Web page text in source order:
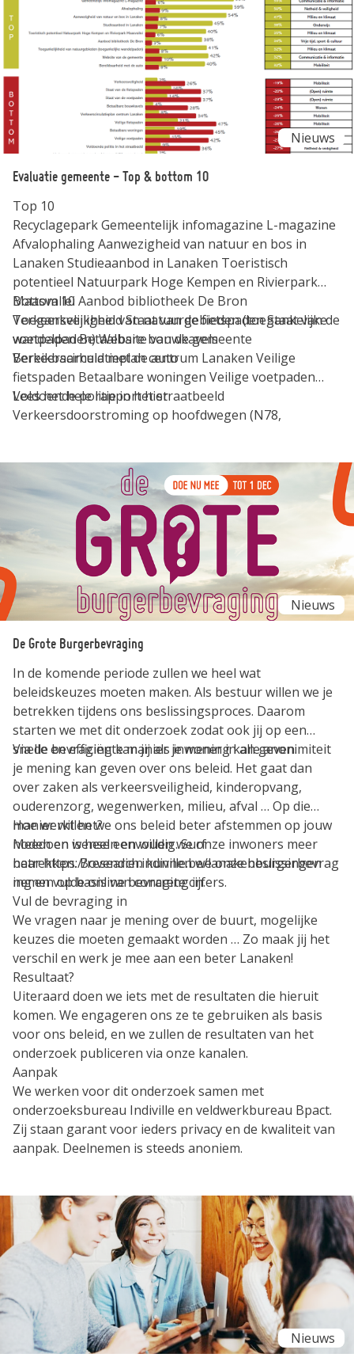
bij de toekomst van onze gemeente. Veel plezier met je
geschenkkaart!
Nieuws
Evaluatie gemeente - Top & bottom 10
Top 10
Recyclagepark Gemeentelijk infomagazine L-magazine
Afvalophaling Aanwezigheid van natuur en bos in
Lanaken Studieaanbod in Lanaken Toeristisch
potentieel Natuurpark Hoge Kempen en Rivierpark
Maasvallei Aanbod bibliotheek De Bron
Toegankelijkheid van natuurgebieden (toegankelijke
wandelpaden) Website van de gemeente
Bereikbaarheid met de auto
Bottom 10
Verkeersveiligheid Staat van de fietspaden Staat van de
voetpaden Betaalbare bouwkavels
Verkeerscirculatieplan centrum Lanaken Veilige
fietspaden Betaalbare woningen Veilige voetpaden
Voldoende politie in het straatbeeld
Verkeersdoorstroming op hoofdwegen (N78,
Lees het hele rapport hier
Nieuws
De Grote Burgerbevraging
In de komende periode zullen we heel wat
beleidskeuzes moeten maken. Als bestuur willen we je
betrekken tijdens ons beslissingsproces. Daarom
starten we met dit onderzoek zodat ook jij op een
snelle en efficiënte manier je mening kan geven.
Via de bevraging kan jij als inwoner in alle anonimiteit
je mening kan geven over ons beleid. Het gaat dan
over zaken als verkeersveiligheid, kinderopvang,
ouderenzorg, wegenwerken, milieu, afval … Op die
manier willen we ons beleid beter afstemmen op jouw
noden en wensen en willen we onze inwoners meer
betrekken. Bovendien kunnen we onze beslissingen
nemen op basis van concrete cijfers.
Hoe werkt het?
Meedoen is heel eenvoudig. Surf
naar https://research.indiville.be/lanakenburgerbevrag
ing en vulde online bevraging in.
Vul de bevraging in
We vragen naar je mening over de buurt, mogelijke
keuzes die moeten gemaakt worden … Zo maak jij het
verschil en werk je mee aan een beter Lanaken!
Resultaat?
Uiteraard doen we iets met de resultaten die hieruit
komen. We engageren ons ze te gebruiken als basis
voor ons beleid, en we zullen de resultaten van het
onderzoek publiceren via onze kanalen.
Aanpak
We werken voor dit onderzoek samen met
onderzoeksbureau Indiville en veldwerkbureau Bpact.
Zij staan garant voor ieders privacy en de kwaliteit van
aanpak. Deelnemen is steeds anoniem.
Nieuws